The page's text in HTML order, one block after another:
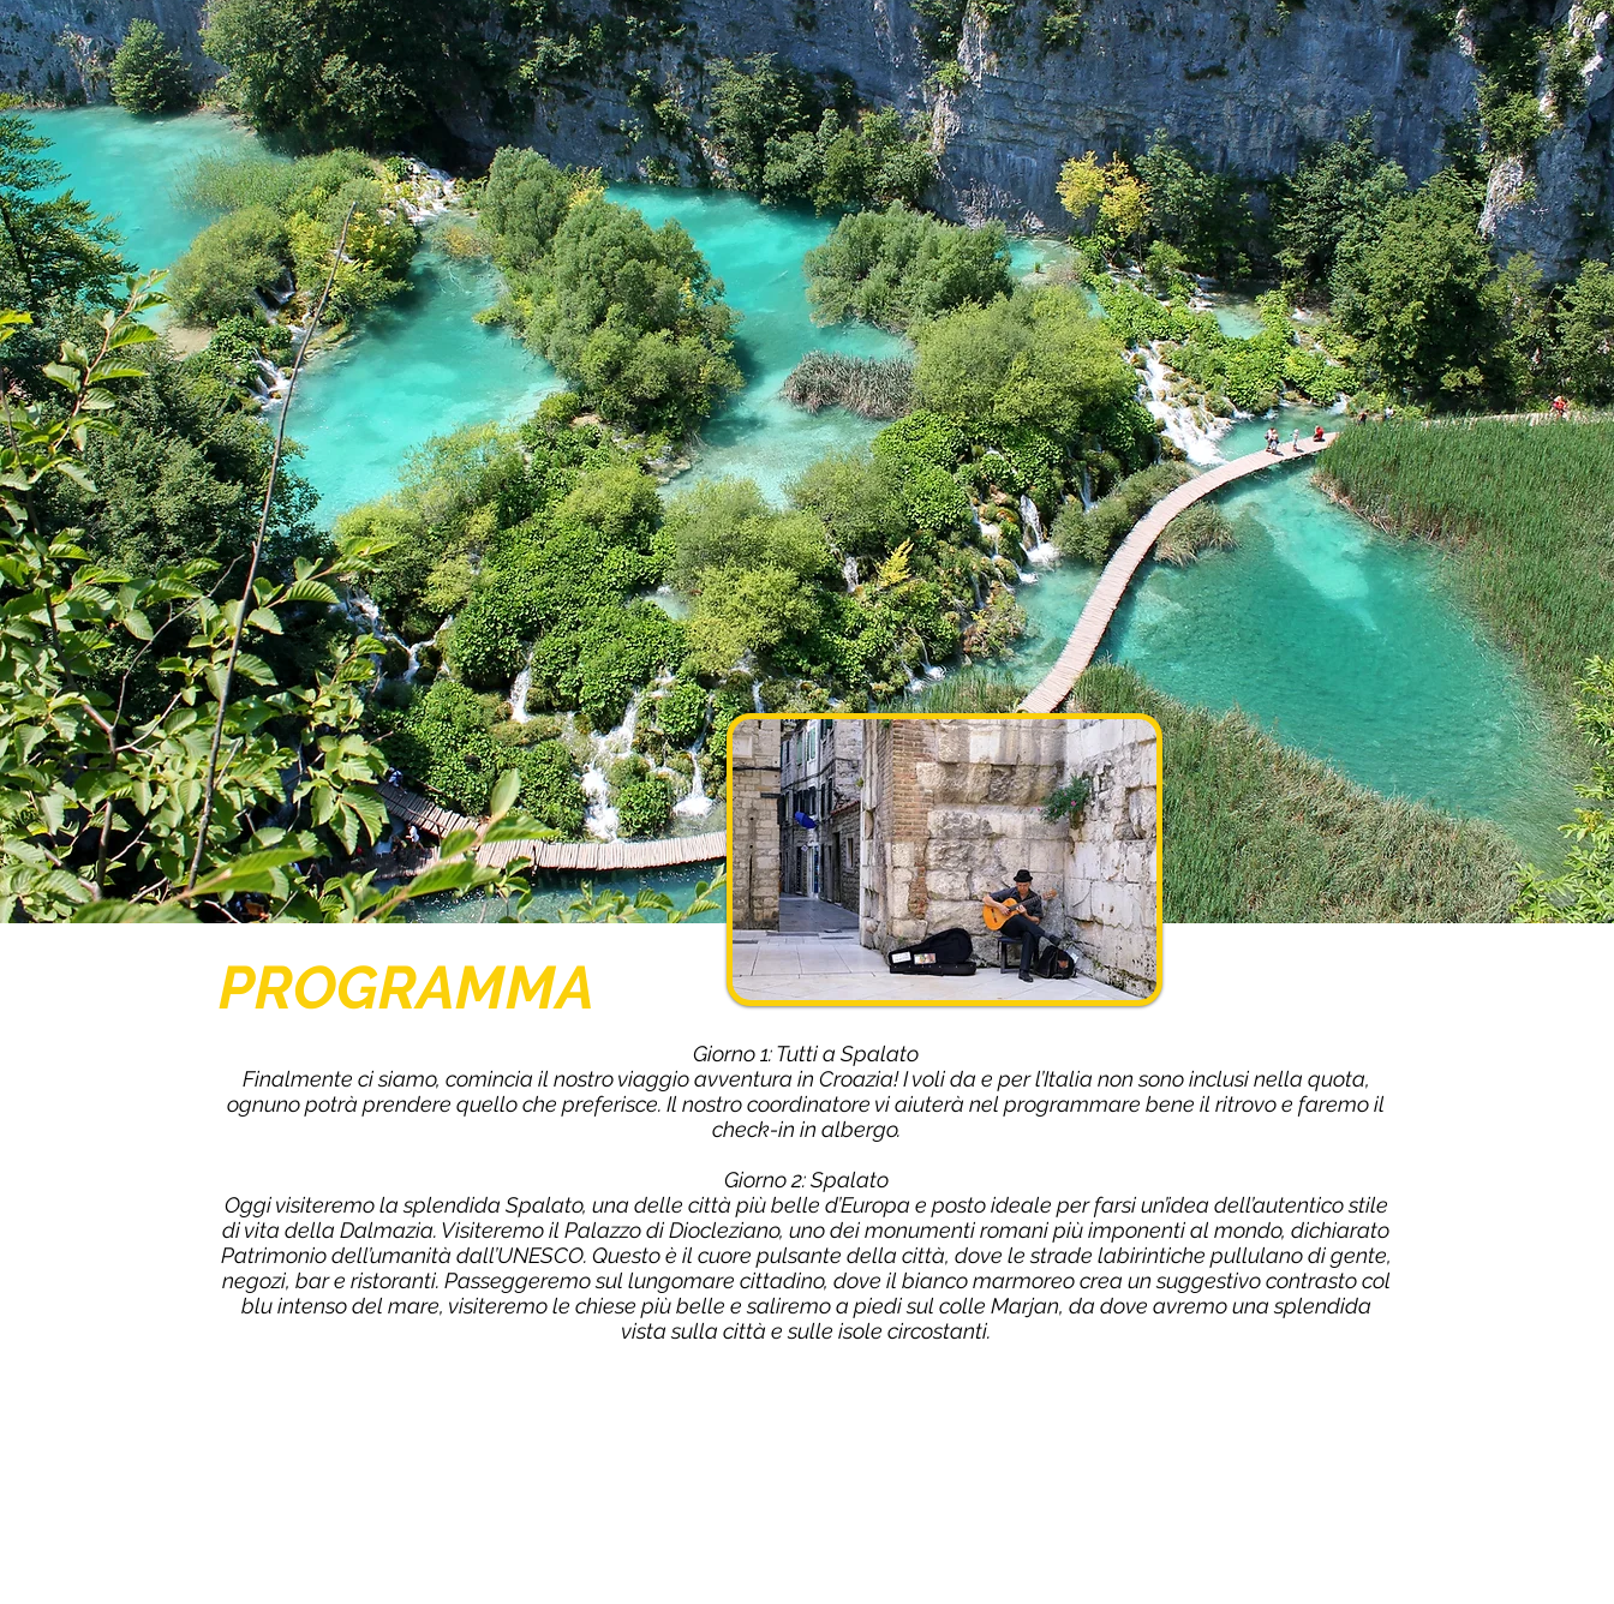
PROGRAMMA
Giorno 1: Tutti a Spalato
Finalmente ci siamo, comincia il nostro viaggio avventura in Croazia! I voli da e per l’Italia non sono inclusi nella quota,
ognuno potrà prendere quello che preferisce. Il nostro coordinatore vi aiuterà nel programmare bene il ritrovo e faremo il
check-in in albergo.
Giorno 2: Spalato
Oggi visiteremo la splendida Spalato, una delle città più belle d’Europa e posto ideale per farsi un’idea dell’autentico stile
di vita della Dalmazia. Visiteremo il Palazzo di Diocleziano, uno dei monumenti romani più imponenti al mondo, dichiarato
Patrimonio dell’umanità dall’UNESCO. Questo è il cuore pulsante della città, dove le strade labirintiche pullulano di gente,
negozi, bar e ristoranti. Passeggeremo sul lungomare cittadino, dove il bianco marmoreo crea un suggestivo contrasto col
blu intenso del mare, visiteremo le chiese più belle e saliremo a piedi sul colle Marjan, da dove avremo una splendida
vista sulla città e sulle isole circostanti.